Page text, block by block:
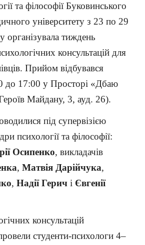
та філософії Буковинського
університету з 23 по 29
організувала тиждень
консультацій для
Прийом відбувався
до 17:00 у Просторі «Дбаю
Майдану, 3, ауд. 26).
під супервізією
психології та філософії:
Осипенко, викладачів
,Матвія Дарійчука,
,Надії Герич і Євгенії
консультацій
студенти-психологи 4–